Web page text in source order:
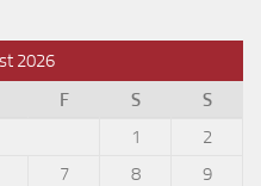
2026
F S
S
1
2
7 8
9